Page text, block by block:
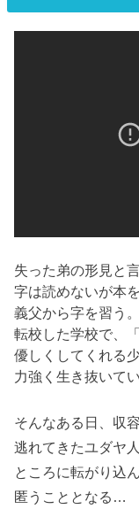
失った弟の形見と
字は読めないが本
義父から字を習う。
転校した学校で、
優しくしてくれる
力強く生き抜いてい
そんなある日、収
逃れてきたユダヤ
ところに転がり込
匿うこととなる…